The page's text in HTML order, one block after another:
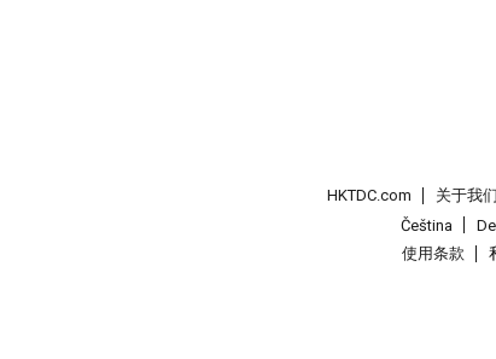
HKTDC.com 关于我们
Čeština
使用条款